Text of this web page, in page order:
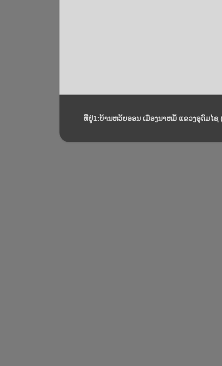
ທີ່ຢູ່1:ບ້ານຫວ້ຍອອນ ເມືອງນາຫມໍ້ ແຂວງອຸດົມໄຊ